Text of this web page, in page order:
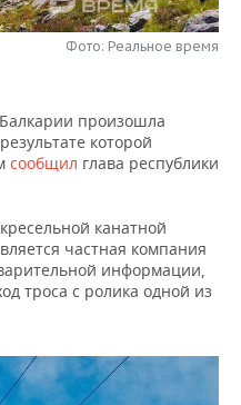
Фото: Реальное время
произошла
которой
сообщил глава республики
канатной
частная компания
информации,
троса с ролика одной из